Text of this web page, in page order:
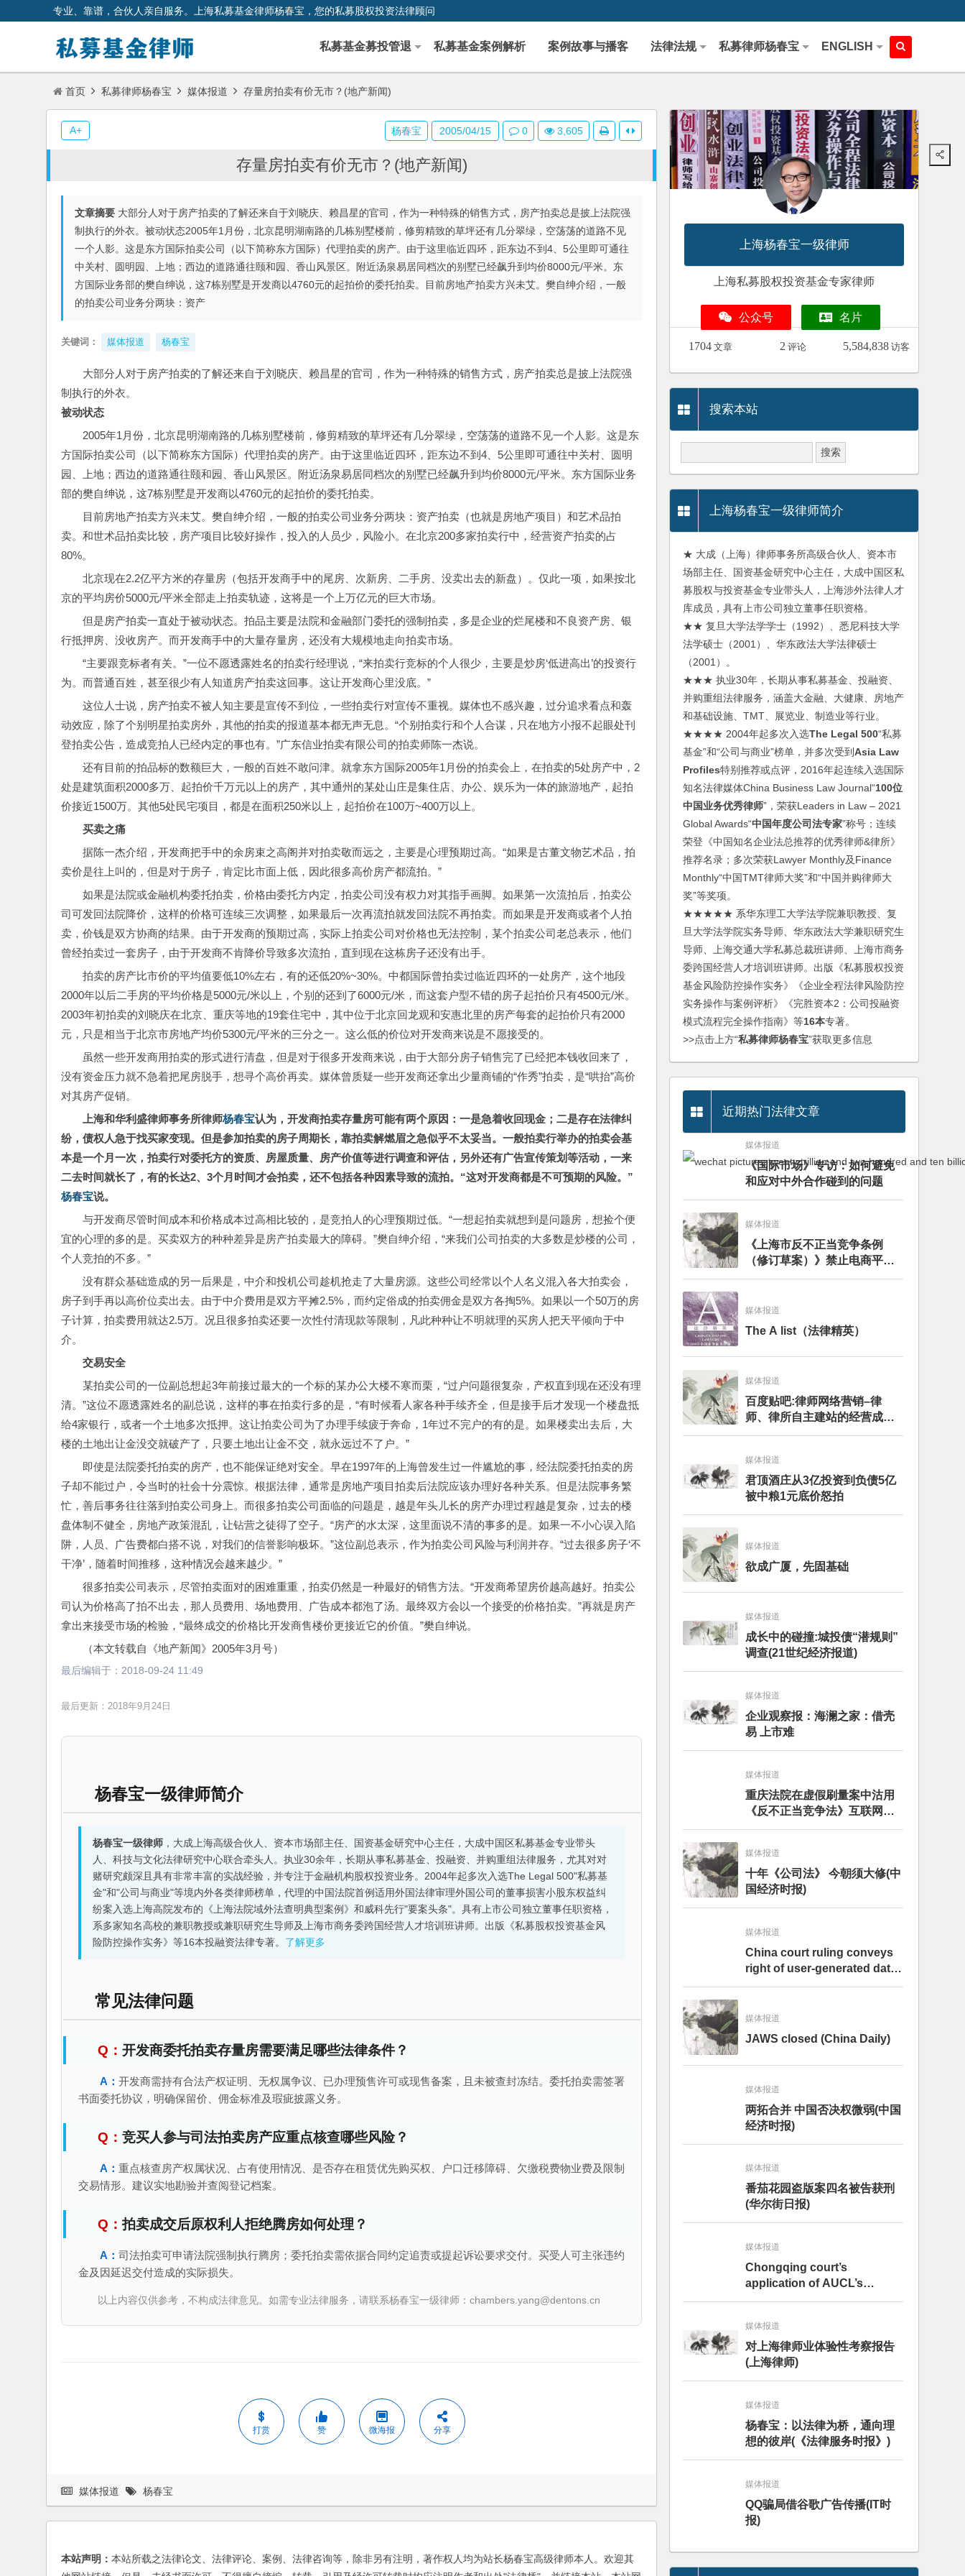
专业、靠谱，合伙人亲自服务。上海私募基金律师杨春宝，您的私募股权投资法律顾问
私募基金募投管退 私募基金案例解析 案例故事与播客 法律法规 私募律师杨春宝 ENGLISH
首页 私募律师杨春宝 媒体报道 存量房拍卖有价无市？(地产新闻)
存量房拍卖有价无市？(地产新闻)
文章摘要 大部分人对于房产拍卖的了解还来自于刘晓庆、赖昌星的官司，作为一种特殊的销售方式，房产拍卖总是披上法院强
制执行的外衣。被动状态2005年1月份，北京昆明湖南路的几栋别墅楼前，修剪精致的草坪还有几分翠绿，空荡荡的道路不见
一个人影。这是东方国际拍卖公司（以下简称东方国际）代理拍卖的房产。由于这里临近四环，距东边不到4、5公里即可通往
中关村、圆明园、上地；西边的道路通往颐和园、香山风景区。附近汤泉易居同档次的别墅已经飙升到均价8000元/平米。东
方国际业务部的樊自绅说，这7栋别墅是开发商以4760元的起拍价的委托拍卖。目前房地产拍卖方兴未艾。樊自绅介绍，一般
的拍卖公司业务分两块：资产
关键词： 媒体报道 杨春宝
大部分人对于房产拍卖的了解还来自于刘晓庆、赖昌星的官司，作为一种特殊的销售方式，房产拍卖总是披上法院强
制执行的外衣。
被动状态
2005年1月份，北京昆明湖南路的几栋别墅楼前，修剪精致的草坪还有几分翠绿，空荡荡的道路不见一个人影。这是东
方国际拍卖公司（以下简称东方国际）代理拍卖的房产。由于这里临近四环，距东边不到4、5公里即可通往中关村、圆明
园、上地；西边的道路通往颐和园、香山风景区。附近汤泉易居同档次的别墅已经飙升到均价8000元/平米。东方国际业务
部的樊自绅说，这7栋别墅是开发商以4760元的起拍价的委托拍卖。
目前房地产拍卖方兴未艾。樊自绅介绍，一般的拍卖公司业务分两块：资产拍卖（也就是房地产项目）和艺术品拍
卖。和世术品拍卖比较，房产项目比较好操作，投入的人员少，风险小。在北京200多家拍卖行中，经营资产拍卖的占
80%。
北京现在2.2亿平方米的存量房（包括开发商手中的尾房、次新房、二手房、没卖出去的新盘）。仅此一项，如果按北
京的平均房价5000元/平米全部走上拍卖轨迹，这将是一个上万亿元的巨大市场。
但是房产拍卖一直处于被动状态。拍品主要是法院和金融部门委托的强制拍卖，多是企业的烂尾楼和不良资产房、银
行抵押房、没收房产。而开发商手中的大量存量房，还没有大规模地走向拍卖市场。
“主要跟竞标者有关。”一位不愿透露姓名的拍卖行经理说，“来拍卖行竞标的个人很少，主要是炒房‘低进高出’的投资行
为。而普通百姓，甚至很少有人知道房产拍卖这回事。这让开发商心里没底。”
这位人士说，房产拍卖不被人知主要是宣传不到位，一些拍卖行对宣传不重视。媒体也不感兴趣，过分追求看点和轰
动效应，除了个别明星拍卖房外，其他的拍卖的报道基本都无声无息。“个别拍卖行和个人合谋，只在地方小报不起眼处刊
登拍卖公告，造成竞拍人已经内定的事也有。”广东信业拍卖有限公司的拍卖师陈一杰说。
还有目前的拍品标的数额巨大，一般的百姓不敢问津。就拿东方国际2005年1月份的拍卖会上，在拍卖的5处房产中，2
处是建筑面积2000多万、起拍价千万元以上的房产，其中通州的某处山庄是集住店、办公、娱乐为一体的旅游地产，起拍
价接近1500万。其他5处民宅项目，都是在面积250米以上，起拍价在100万~400万以上。
买卖之痛
据陈一杰介绍，开发商把手中的余房束之高阁并对拍卖敬而远之，主要是心理预期过高。“如果是古董文物艺术品，拍
卖价是往上叫的，但是对于房子，肯定比市面上低，因此很多高价房产都流拍。”
如果是法院或金融机构委托拍卖，价格由委托方内定，拍卖公司没有权力对其指手画脚。如果第一次流拍后，拍卖公
司可发回法院降价，这样的价格可连续三次调整，如果最后一次再流拍就发回法院不再拍卖。而如果是开发商或者个人拍
卖，价钱是双方协商的结果。由于开发商的预期过高，实际上拍卖公司对价格也无法控制，某个拍卖公司老总表示，他们
曾经拍卖过一套房子，由于开发商不肯降价导致多次流拍，直到现在这栋房子还没有出手。
拍卖的房产比市价的平均值要低10%左右，有的还低20%~30%。中都国际曾拍卖过临近四环的一处房产，这个地段
2000年以后二手房的平均价格是5000元/米以上，个别的还到了6000元/米，而这套户型不错的房子起拍价只有4500元/米。
2003年初拍卖的刘晓庆在北京、重庆等地的19套住宅中，其中位于北京回龙观和安惠北里的房产每套的起拍价只有2000
元，只是相当于北京市房地产均价5300元/平米的三分之一。这么低的价位对开发商来说是不愿接受的。
虽然一些开发商用拍卖的形式进行清盘，但是对于很多开发商来说，由于大部分房子销售完了已经把本钱收回来了，
没有资金压力就不急着把尾房脱手，想寻个高价再卖。媒体曾质疑一些开发商还拿出少量商铺的“作秀”拍卖，是“哄抬”高价
对其房产促销。
上海和华利盛律师事务所律师杨春宝认为，开发商拍卖存量房可能有两个原因：一是急着收回现金；二是存在法律纠
纷，债权人急于找买家变现。但是参加拍卖的房子周期长，靠拍卖解燃眉之急似乎不太妥当。一般拍卖行举办的拍卖会基
本是一个月一次，拍卖行对委托方的资质、房屋质量、房产价值等进行调查和评估，另外还有广告宣传策划等活动，一来
二去时间就长了，有的长达2、3个月时间才会拍卖，还不包括各种因素导致的流拍。“这对开发商都是不可预期的风险。”
杨春宝说。
与开发商尽管时间成本和价格成本过高相比较的，是竞拍人的心理预期过低。“一想起拍卖就想到是问题房，想捡个便
宜的心理的多的是。买卖双方的种种差异是房产拍卖最大的障碍。”樊自绅介绍，“来我们公司拍卖的大多数是炒楼的公司，
个人竞拍的不多。”
没有群众基础造成的另一后果是，中介和投机公司趁机抢走了大量房源。这些公司经常以个人名义混入各大拍卖会，
房子到手再以高价位卖出去。由于中介费用是双方平摊2.5%，而约定俗成的拍卖佣金是双方各掏5%。如果以一个50万的房
子计算，拍卖费用就达2.5万。况且很多拍卖还要一次性付清现款等限制，凡此种种让不明就理的买房人把天平倾向于中
介。
交易安全
某拍卖公司的一位副总想起3年前接过最大的一个标的某办公大楼不寒而栗，“过户问题很复杂，产权直到现在还没有理
清。”这位不愿透露姓名的副总说，这样的事在拍卖行多的是，“有时候看人家各种手续齐全，但是接手后才发现一个楼盘抵
给4家银行，或者一个土地多次抵押。这让拍卖公司为了办理手续疲于奔命，1年过不完户的有的是。如果楼卖出去后，大
楼的土地出让金没交就破产了，只要土地出让金不交，就永远过不了户。”
即使是法院委托拍卖的房产，也不能保证绝对安全。早在1997年的上海曾发生过一件尴尬的事，经法院委托拍卖的房
子却不能过户，令当时的社会十分震惊。根据法律，通常是房地产项目拍卖后法院应该办理好各种关系。但是法院事务繁
忙，善后事务往往落到拍卖公司身上。而很多拍卖公司面临的问题是，越是年头儿长的房产办理过程越是复杂，过去的楼
盘体制不健全，房地产政策混乱，让钻营之徒得了空子。“房产的水太深，这里面说不清的事多的是。如果一不小心误入陷
阱，人员、广告费都白搭不说，对我们的信誉影响极坏。”这位副总表示，作为拍卖公司风险与利润并存。“过去很多房子‘不
干净’，随着时间推移，这种情况会越来越少。”
很多拍卖公司表示，尽管拍卖面对的困难重重，拍卖仍然是一种最好的销售方法。“开发商希望房价越高越好。拍卖公
司认为价格高了拍不出去，那人员费用、场地费用、广告成本都泡了汤。最终双方会以一个接受的价格拍卖。”再就是房产
拿出来接受市场的检验，“最终成交的价格比开发商售楼价更接近它的价值。”樊自绅说。
（本文转载自《地产新闻》2005年3月号）
最后编辑于： 2018-09-24 11:49
最后更新：2018年9月24日
杨春宝一级律师简介
杨春宝一级律师，大成上海高级合伙人、资本市场部主任、国资基金研究中心主任，大成中国区私募基金专业带头
人、科技与文化法律研究中心联合牵头人。执业30余年，长期从事私募基金、投融资、并购重组法律服务，尤其对对
赌研究颇深且具有非常丰富的实战经验，并专注于金融机构股权投资业务。2004年起多次入选The Legal 500"私募基
金"和"公司与商业"等境内外各类律师榜单，代理的中国法院首例适用外国法律审理外国公司的董事损害小股东权益纠
纷案入选上海高院发布的《上海法院域外法查明典型案例》和威科先行"要案头条"。具有上市公司独立董事任职资格，
系多家知名高校的兼职教授或兼职研究生导师及上海市商务委跨国经营人才培训班讲师。出版《私募股权投资基金风
险防控操作实务》等16本投融资法律专著。 了解更多
常见法律问题
开发商委托拍卖存量房需要满足哪些法律条件？
开发商需持有合法产权证明、无权属争议、已办理预售许可或现售备案，且未被查封冻结。委托拍卖需签署
书面委托协议，明确保留价、佣金标准及瑕疵披露义务。
竞买人参与司法拍卖房产应重点核查哪些风险？
重点核查房产权属状况、占有使用情况、是否存在租赁优先购买权、户口迁移障碍、欠缴税费物业费及限制
交易情形。建议实地勘验并查阅登记档案。
拍卖成交后原权利人拒绝腾房如何处理？
司法拍卖可申请法院强制执行腾房；委托拍卖需依据合同约定追责或提起诉讼要求交付。买受人可主张违约
金及因延迟交付造成的实际损失。
以上内容仅供参考，不构成法律意见。如需专业法律服务，请联系杨春宝一级律师：chambers.yang@dentons.cn
打赏 赞 微海报 分享
杨春宝 2005/04/15 0 3,605
A+
媒体报道 杨春宝
本站声明： 本站所载之法律论文、法律评论、案例、法律咨询等，除非另有注明，著作权人均为站长杨春宝高级律师本人。欢迎其
上海杨春宝一级律师
上海私募股权投资基金专家律师
公众号 名片
1704 文章 2 评论 5,584,838 访客
搜索本站
上海杨春宝一级律师简介
★ 大成（上海）律师事务所高级合伙人、资本市
场部主任、国资基金研究中心主任，大成中国区私
募股权与投资基金专业带头人，上海涉外法律人才
库成员，具有上市公司独立董事任职资格。
★★ 复旦大学法学学士（1992）、悉尼科技大学
法学硕士（2001）、华东政法大学法律硕士
（2001）。
★★★ 执业30年，长期从事私募基金、投融资、
并购重组法律服务，涵盖大金融、大健康、房地产
和基础设施、TMT、展览业、制造业等行业。
★★★★ 2004年起多次入选The Legal 500“私募
基金”和“公司与商业”榜单，并多次受到Asia Law
Profiles特别推荐或点评，2016年起连续入选国际
知名法律媒体China Business Law Journal“100位
中国业务优秀律师”，荣获Leaders in Law – 2021
Global Awards“中国年度公司法专家”称号；连续
荣登《中国知名企业法总推荐的优秀律师&律所》
推荐名录；多次荣获Lawyer Monthly及Finance
Monthly“中国TMT律师大奖”和“中国并购律师大
奖”等奖项。
★★★★★ 系华东理工大学法学院兼职教授、复
旦大学法学院实务导师、华东政法大学兼职研究生
导师、上海交通大学私募总裁班讲师、上海市商务
委跨国经营人才培训班讲师。出版《私募股权投资
基金风险防控操作实务》《企业全程法律风险防控
实务操作与案例评析》《完胜资本2：公司投融资
模式流程完全操作指南》等16本专著。
>>点击上方“私募律师杨春宝”获取更多信息
近期热门法律文章
媒体报道
《国际市场》专访：如何避免
和应对中外合作碰到的问题
媒体报道
《上海市反不正当竞争条例
（修订草案）》禁⽌电商平台
签订独家协议——分析评述
媒体报道
The A list（法律精英）
媒体报道
百度贴吧:律师网络营销–律
师、律所自主建站的经营成本
与风险探讨
媒体报道
君顶酒庄从3亿投资到负债5亿
被中粮1元底价怒拍
媒体报道
欲成广厦，先固基础
媒体报道
成长中的碰撞:城投债“潜规则”
调查(21世纪经济报道)
媒体报道
企业观察报：海澜之家：借壳
易 上市难
媒体报道
重庆法院在虚假刷量案中沽用
《反不正当竞争法》互联网专
条引发争论——分析评述
媒体报道
十年《公司法》 今朝须大修(中
国经济时报)
媒体报道
China court ruling conveys
right of user-generated data
to internet firms – analysis
媒体报道
JAWS closed (China Daily)
媒体报道
两拓合并 中国否决权微弱(中国
经济时报)
媒体报道
番茄花园盗版案四名被告获刑
(华尔街日报)
媒体报道
Chongqing court’s
application of AUCL’s
internet provision on
debate – analysis
媒体报道
对上海律师业体验性考察报告
(上海律师)
媒体报道
杨春宝：以法律为桥，通向理
想的彼岸(《法律服务时报》)
媒体报道
QQ骗局借谷歌广告传播(IT时
报)